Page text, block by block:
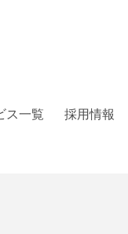
ス一覧 採用情報